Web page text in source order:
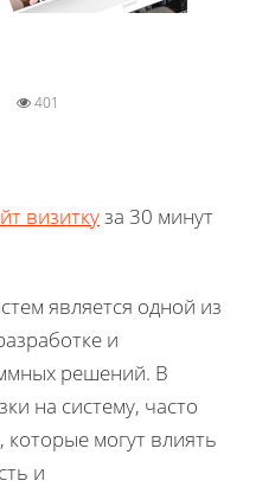
401
визиткуза 30 минут
является одной из
и
решений. В
на систему, часто
могут влиять
и